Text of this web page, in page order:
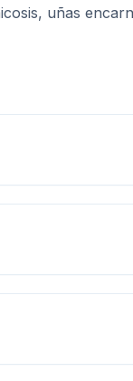
uñas